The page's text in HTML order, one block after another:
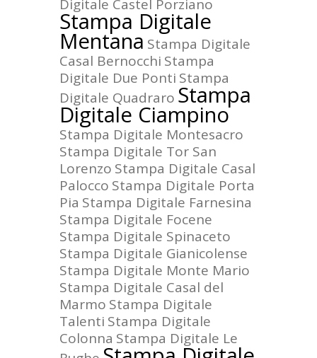
Digitale Castel Porziano
Stampa Digitale
Mentana Stampa Digitale
Casal Bernocchi Stampa
Digitale Due Ponti Stampa
Digitale Quadraro Stampa
Digitale Ciampino
Stampa Digitale Montesacro
Stampa Digitale Tor San
Lorenzo Stampa Digitale Casal
Palocco Stampa Digitale Porta
Pia Stampa Digitale Farnesina
Stampa Digitale Focene
Stampa Digitale Spinaceto
Stampa Digitale Gianicolense
Stampa Digitale Monte Mario
Stampa Digitale Casal del
Marmo Stampa Digitale
Talenti Stampa Digitale
Colonna Stampa Digitale Le